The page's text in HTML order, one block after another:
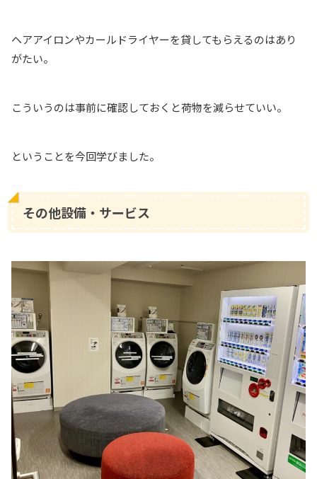
ヘアアイロンやカールドライヤーを貸してもらえるのはあり
がたい。
こういうのは事前に確認しておくと荷物を減らせていい。
ということを今回学びました。
その他設備・サービス